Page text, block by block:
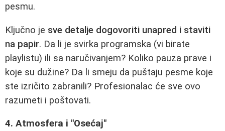
pesmu.
Ključno je sve detalje dogovoriti unapred i staviti
na papir. Da li je svirka programska (vi birate
playlistu) ili sa naručivanjem? Koliko pauza prave i
koje su dužine? Da li smeju da puštaju pesme koje
ste izričito zabranili? Profesionalac će sve ovo
razumeti i poštovati.
4. Atmosfera i "Osećaj"